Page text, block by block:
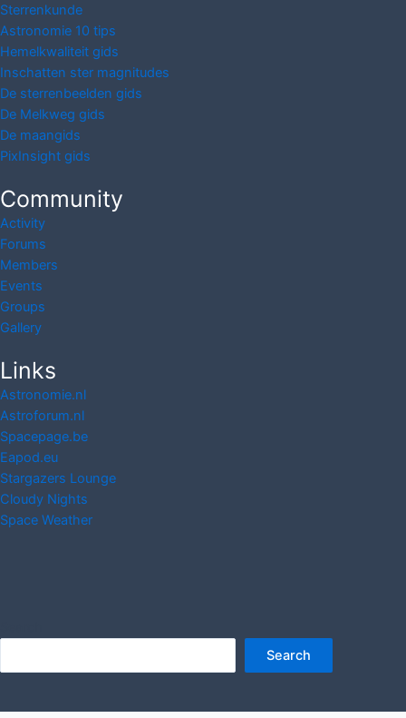
Sterrenkunde
Astronomie 10 tips
Hemelkwaliteit gids
Inschatten ster magnitudes
De sterrenbeelden gids
De Melkweg gids
De maangids
PixInsight gids
Community
Activity
Forums
Members
Events
Groups
Gallery
Links
Astronomie.nl
Astroforum.nl
Spacepage.be
Eapod.eu
Stargazers Lounge
Cloudy Nights
Space Weather
Search